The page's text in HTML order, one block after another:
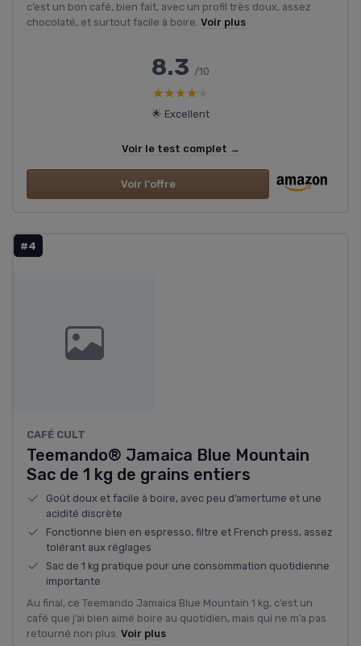
c’est un bon café, bien fait, avec un profil très doux, assez
chocolaté, et surtout facile à boire. Voir plus
8.3 /10
★★★★★
★★★★★
🌟 Excellent
Voir le test complet →
Voir l'offre
#4
CAFÉ CULT
Teemando® Jamaica Blue Mountain
Sac de 1 kg de grains entiers
Goût doux et facile à boire, avec peu d’amertume et une
acidité discrète
Fonctionne bien en espresso, filtre et French press, assez
tolérant aux réglages
Sac de 1 kg pratique pour une consommation quotidienne
importante
Au final, ce Teemando Jamaica Blue Mountain 1 kg, c’est un
café que j’ai bien aimé boire au quotidien, mais qui ne m’a pas
retourné non plus. Voir plus